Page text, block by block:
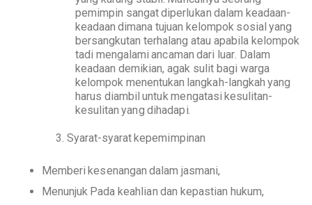
pemimpin sangatdiperlukan dalam keadaan-
keadaan dimana tujuan kelompok sosial yang
bersangkutanterhalang atau apabila kelompok
tadi mengalami ancaman dari luar. Dalam
keadaan demikian, agak sulit bagi warga
kelompok menentukan langkah-langkah yang
harus diambil untukmengatasi kesulitan-
kesulitan yang dihadapi.
3. Syarat-syaratkepemimpinan
Memberi kesenangan da lam jasmani,
Menunjuk Pada keah ian dan kepastian hukum,